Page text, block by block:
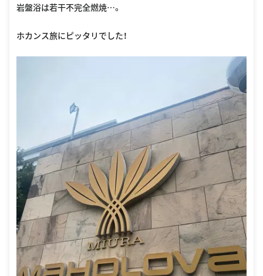
岩盤浴は若干不完全燃焼…。
ホカンス旅にピッタリでした！